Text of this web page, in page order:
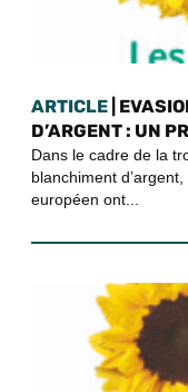
ARTICLE |
D’ARGENT : UN
Dans le cadre de la
blanchiment
européen ont...